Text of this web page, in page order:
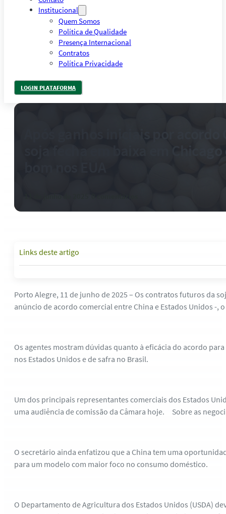
Institucional
Quem Somos
Política de Qualidade
Presença Internacional
Contratos
Política Privacidade
LOGIN PLATAFORMA
Links deste artigo
Porto Alegre, 11 de junho de 2025 – Os contratos futuros da
anúncio de acordo comercial entre China e Estados Unidos -
Os agentes mostram dúvidas quanto à eficácia do acordo
nos Estados Unidos e de safra no Brasil.
Um dos principais representantes comerciais dos Estados
uma audiência de comissão da Câmara hoje. Sobre as
O secretário ainda enfatizou que a China tem uma
para um modelo com maior foco no consumo doméstico.
O Departamento de Agricultura dos Estados Unidos (USDA)